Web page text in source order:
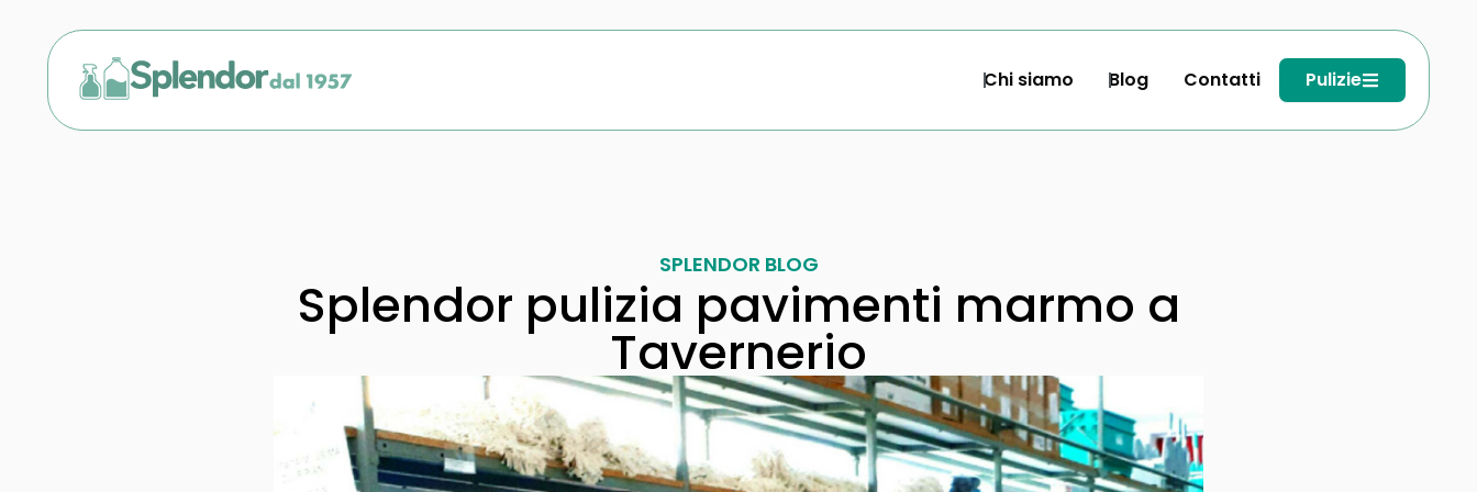
Chi siamo Blog Contatti Pulizie
SPLENDOR BLOG
Splendor pulizia pavimenti marmo a
Tavernerio